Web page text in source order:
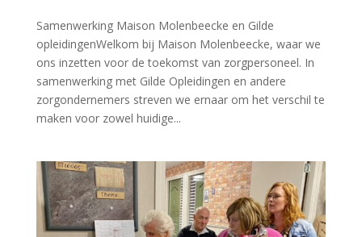
Samenwerking Maison Molenbeecke en Gilde
opleidingenWelkom bij Maison Molenbeecke, waar we
ons inzetten voor de toekomst van zorgpersoneel. In
samenwerking met Gilde Opleidingen en andere
zorgondernemers streven we ernaar om het verschil te
maken voor zowel huidige...